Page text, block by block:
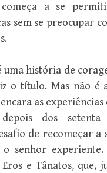
a se
sem se preocupar
uma história de
o título. Mas não é
as
depois dos setenta
de recomeçar a
o senhor
Eros e Tânatos, que,